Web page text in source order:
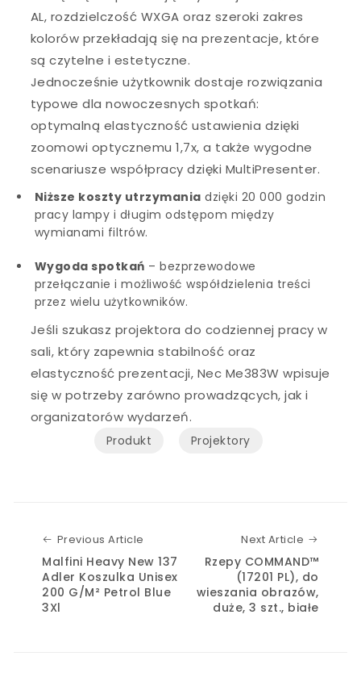
AL, rozdzielczość WXGA oraz szeroki zakres
kolorów przekładają się na prezentacje, które
są czytelne i estetyczne.
Jednocześnie użytkownik dostaje rozwiązania
typowe dla nowoczesnych spotkań:
optymalną elastyczność ustawienia dzięki
zoomowi optycznemu 1,7x, a także wygodne
scenariusze współpracy dzięki MultiPresenter.
Niższe koszty utrzymania dzięki 20 000 godzin
pracy lampy i długim odstępom między
wymianami filtrów.
Wygoda spotkań – bezprzewodowe
przełączanie i możliwość współdzielenia treści
przez wielu użytkowników.
Jeśli szukasz projektora do codziennej pracy w
sali, który zapewnia stabilność oraz
elastyczność prezentacji, Nec Me383W wpisuje
się w potrzeby zarówno prowadzących, jak i
organizatorów wydarzeń.
Produkt Projektory
Previous Article
Malfini Heavy New 137
Adler Koszulka Unisex
200 G/M² Petrol Blue
3Xl
Next Article
Rzepy COMMAND™
(17201 PL), do
wieszania obrazów,
duże, 3 szt., białe